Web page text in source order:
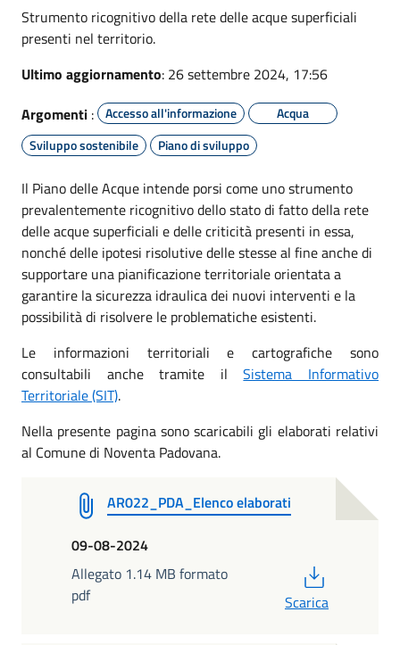
Strumento ricognitivo della rete delle acque superficiali
presenti nel territorio.
Ultimo aggiornamento: 26 settembre 2024, 17:56
Argomenti : Accesso all'informazione
Acqua
Sviluppo sostenibile
Piano di sviluppo
Il Piano delle Acque intende porsi come uno strumento
prevalentemente ricognitivo dello stato di fatto della rete
delle acque superficiali e delle criticità presenti in essa,
nonché delle ipotesi risolutive delle stesse al fine anche di
supportare una pianificazione territoriale orientata a
garantire la sicurezza idraulica dei nuovi interventi e la
possibilità di risolvere le problematiche esistenti.
Le informazioni territoriali e cartografiche sono
consultabili anche tramite ilSistema Informativo
Territoriale (SIT).
Nella presente pagina sono scaricabili gli elaborati relativi
al Comune di Noventa Padovana.
AR022_PDA_Elenco elaborati
09-08-2024
Allegato 1.14 MB formato
pdf
Scarica